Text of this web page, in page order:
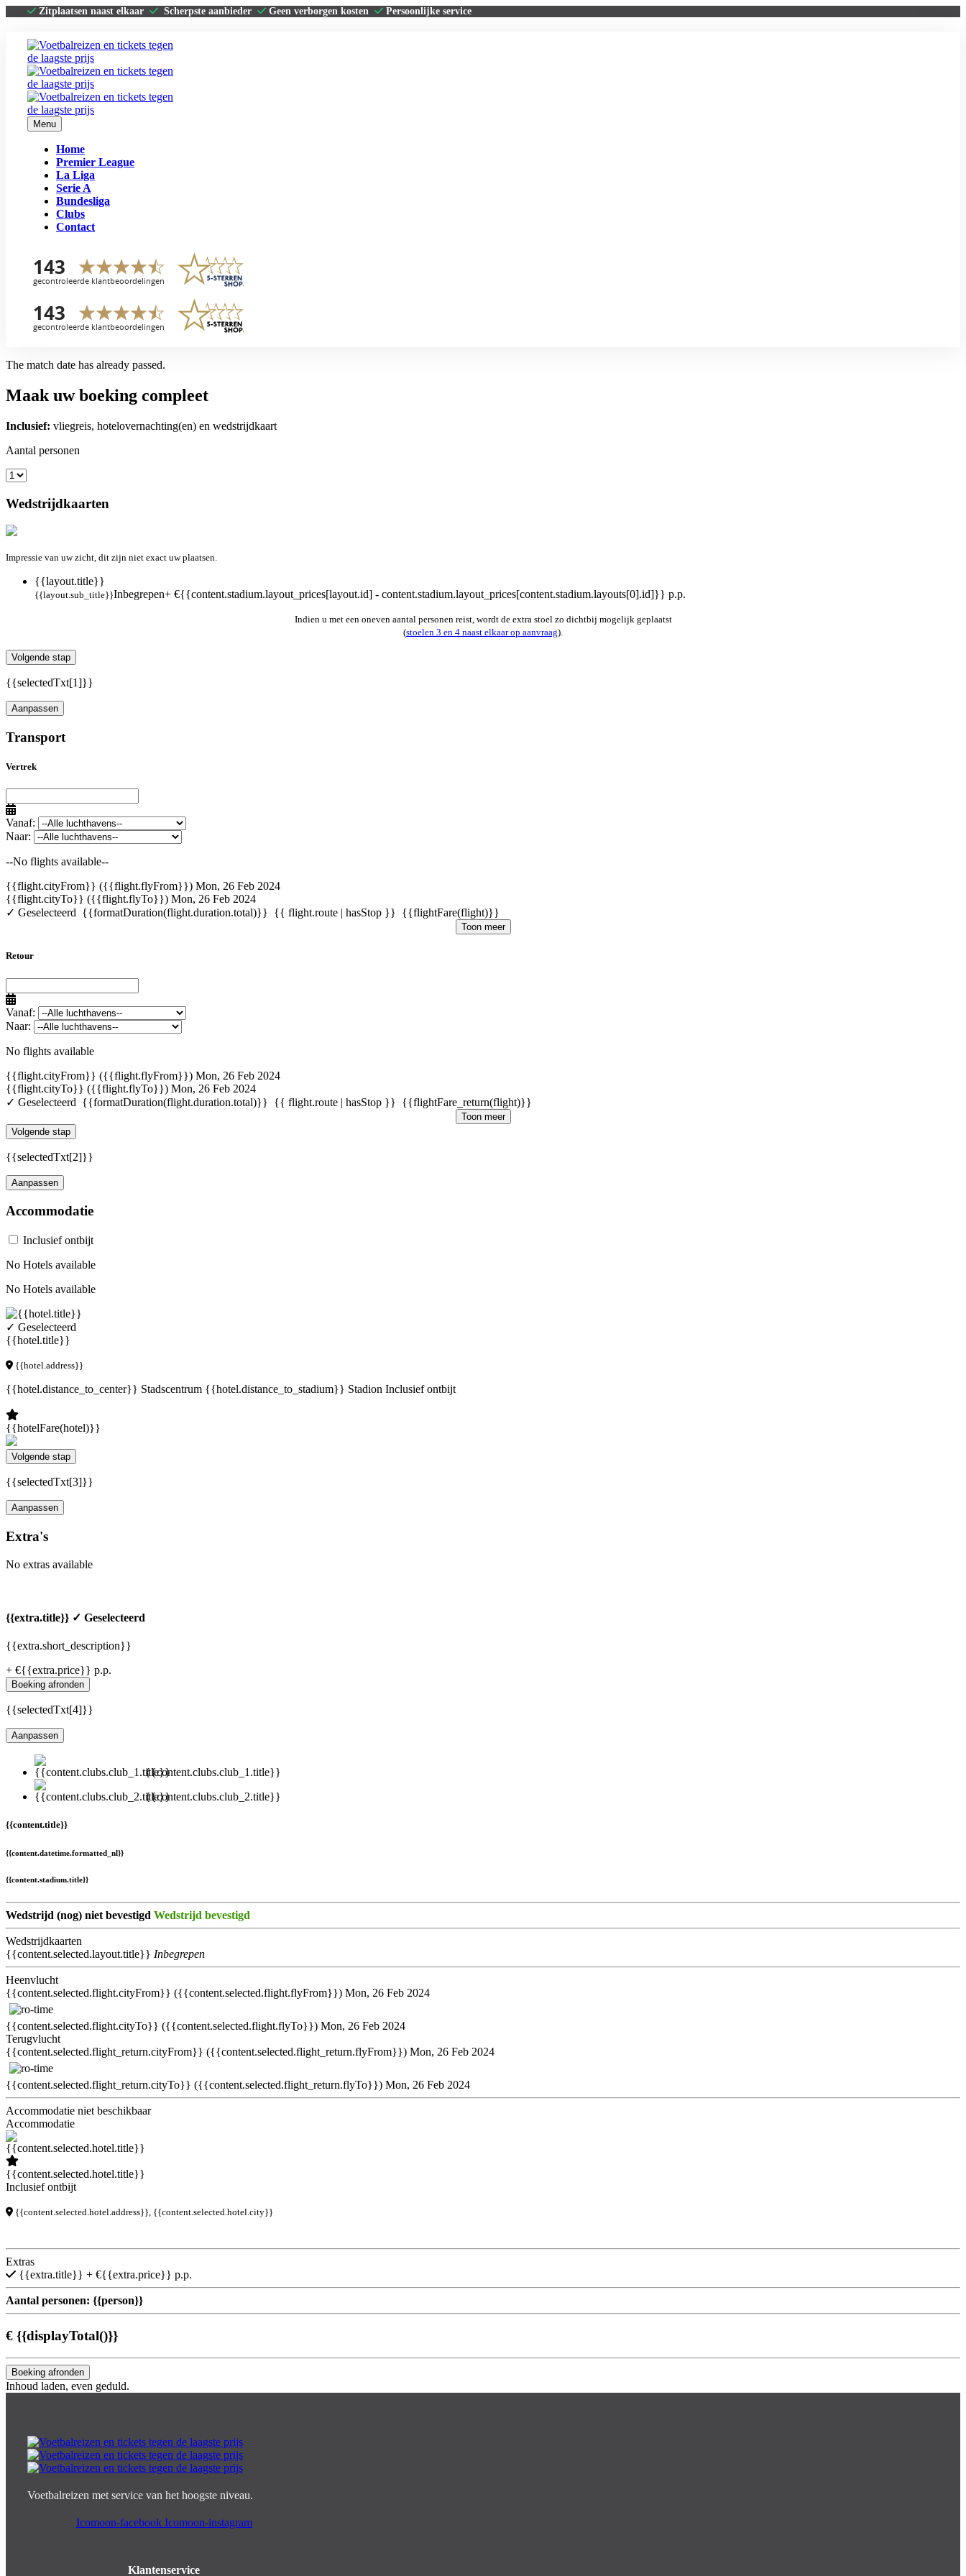
Zitplaatsen naast elkaar Scherpste aanbieder Geen verborgen kosten Persoonlijke service
Menu
Home
Premier League
La Liga
Serie A
Bundesliga
Clubs
Contact
The match date has already passed.
Maak uw boeking compleet
Inclusief: vliegreis, hotelovernachting(en) en wedstrijdkaart
Aantal personen
Wedstrijdkaarten
Impressie van uw zicht, dit zijn niet exact uw plaatsen.
{{layout.title}}
{{layout.sub_title}}Inbegrepen+ €{{content.stadium.layout_prices[layout.id] - content.stadium.layout_prices[content.stadium.layouts[0].id]}} p.p.
Indien u met een oneven aantal personen reist, wordt de extra stoel zo dichtbij mogelijk geplaatst
(stoelen 3 en 4 naast elkaar op aanvraag).
Volgende stap
{{selectedTxt[1]}}
Aanpassen
Transport
Vertrek
Vanaf:
Naar:
--No flights available--
{{flight.cityFrom}} ({{flight.flyFrom}}) Mon, 26 Feb 2024
{{flight.cityTo}} ({{flight.flyTo}}) Mon, 26 Feb 2024
✓ Geselecteerd {{formatDuration(flight.duration.total)}} {{ flight.route | hasStop }} {{flightFare(flight)}}
Toon meer
Retour
Vanaf:
Naar:
No flights available
{{flight.cityFrom}} ({{flight.flyFrom}}) Mon, 26 Feb 2024
{{flight.cityTo}} ({{flight.flyTo}}) Mon, 26 Feb 2024
✓ Geselecteerd {{formatDuration(flight.duration.total)}} {{ flight.route | hasStop }} {{flightFare_return(flight)}}
Toon meer
Volgende stap
{{selectedTxt[2]}}
Aanpassen
Accommodatie
Inclusief ontbijt
No Hotels available
No Hotels available
✓ Geselecteerd
{{hotel.title}}
{{hotel.address}}
{{hotel.distance_to_center}} Stadscentrum {{hotel.distance_to_stadium}} Stadion Inclusief ontbijt
{{hotelFare(hotel)}}
Volgende stap
{{selectedTxt[3]}}
Aanpassen
Extra's
No extras available
{{extra.title}} ✓ Geselecteerd
{{extra.short_description}}
+ €{{extra.price}} p.p.
Boeking afronden
{{selectedTxt[4]}}
Aanpassen
{{content.clubs.club_1.title}}
{{content.clubs.club_2.title}}
{{content.title}}
{{content.datetime.formatted_nl}}
{{content.stadium.title}}
Wedstrijd (nog) niet bevestigd Wedstrijd bevestigd
Wedstrijdkaarten
{{content.selected.layout.title}} Inbegrepen
Heenvlucht
{{content.selected.flight.cityFrom}} ({{content.selected.flight.flyFrom}}) Mon, 26 Feb 2024
{{content.selected.flight.cityTo}} ({{content.selected.flight.flyTo}}) Mon, 26 Feb 2024
Terugvlucht
{{content.selected.flight_return.cityFrom}} ({{content.selected.flight_return.flyFrom}}) Mon, 26 Feb 2024
{{content.selected.flight_return.cityTo}} ({{content.selected.flight_return.flyTo}}) Mon, 26 Feb 2024
Accommodatie niet beschikbaar
Accommodatie
{{content.selected.hotel.title}}
Inclusief ontbijt
{{content.selected.hotel.address}}, {{content.selected.hotel.city}}
Extras
{{extra.title}} + €{{extra.price}} p.p.
Aantal personen: {{person}}
€ {{displayTotal()}}
Boeking afronden
Inhoud laden, even geduld.
Voetbalreizen met service van het hoogste niveau.
Icomoon-facebook Icomoon-instagram
Klantenservice